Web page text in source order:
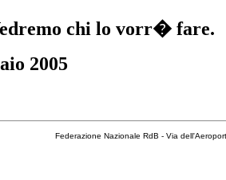
chi lo vorr� fare.
2005
Federazione Nazionale RdB - Via